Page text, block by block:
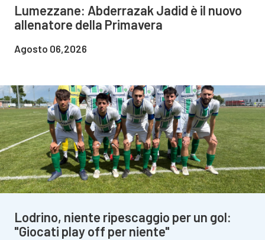
Lumezzane: Abderrazak Jadid è il nuovo
allenatore della Primavera
Agosto 06,2026
Lodrino, niente ripescaggio per un gol:
"Giocati play off per niente"